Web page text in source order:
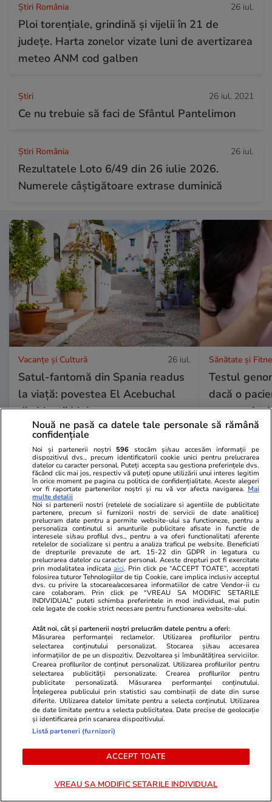
Știri România 26 iul.
Ploi torențiale, grindină și vijelii în 21 de
județe. Harta zonelor vizate luni de avertizarea
meteo ANM cod galben
Ştiri 26 iul. 2021
Ce nu trebuie să faci de Sfântul Pantelimon
Știri România 26 iul.
Rezultatele Loto 6/49 din 26 iulie 2026.
Numerele câștigătoare extrase duminică
Vacanțe și Cultură 26 iul.
Satul-fantomă din Spania readus
la viață: povestea El Acebuchal
din Munții Malaga
Sănătate și
Testul
dacă o
are nevoie
Horoscop 25 iul.
Horoscop 26 iulie 2026. Racii
încep o perioadă mai dificilă în
relația cu superiorii, poate și pe
fondul unui volum mai mare de
muncă
Cum să călătoreşti doar cu
bagajul de mână. Ghid pentru
eficientizarea spaţiului
Cum păstrăm brânza fără să
Nouă ne pasă ca datele tale personale să rămână
confidențiale
Noi și partenerii noștri 596 stocăm și/sau accesăm informații pe
dispozitivul dvs., precum identificatorii cookie unici pentru prelucrarea
datelor cu caracter personal. Puteți accepta sau gestiona preferințele dvs.
făcând clic mai jos, respectiv vă puteți opune utilizării unui interes legitim
în orice moment pe pagina cu politica de confidențialitate. Aceste alegeri
vor fi raportate partenerilor noștri și nu vă vor afecta navigarea. Mai
multe detalii
Noi si partenerii nostri (retelele de socializare si agentiile de publicitate
partenere, precum si furnizorii nostri de servicii de date analitice)
prelucram date pentru a permite website-ului sa functioneze, pentru a
personaliza continutul si anunturile publicitare afisate in functie de
interesele si/sau profilul dvs., pentru a va oferi functionalitati aferente
retelelor de socializare si pentru a analiza traficul pe website. Beneficiati
de drepturile prevazute de art. 15-22 din GDPR in legatura cu
prelucrarea datelor cu caracter personal. Aceste drepturi pot fi exercitate
prin modalitatea indicataaici. Prin click pe “ACCEPT TOATE”, acceptati
folosirea tuturor Tehnologiilor de tip Cookie, care implica inclusiv acceptul
dvs. cu privire la stocarea/accesarea informatiilor de catre Vendor-ii cu
care colaboram. Prin click pe “VREAU SA MODIFIC SETARILE
INDIVIDUAL” puteti schimba preferintele in mod individual, mai putin
cele legate de cookie strict necesare pentru functionarea website-ului.
Atât noi, cât și partenerii noștri prelucrăm datele pentru a oferi:
Măsurarea performanței reclamelor. Utilizarea profilurilor pentru
selectarea conținutului personalizat. Stocarea și/sau accesarea
informațiilor de pe un dispozitiv. Dezvoltarea și îmbunătățirea serviciilor.
Crearea profilurilor de conținut personalizat. Utilizarea profilurilor pentru
selectarea publicității personalizate. Crearea profilurilor pentru
publicitate personalizată. Măsurarea performanței conținutului.
Înțelegerea publicului prin statistici sau combinații de date din surse
diferite. Utilizarea datelor limitate pentru a selecta conținutul. Utilizarea
de date limitate pentru a selecta publicitatea. Date precise de geolocație
și identificarea prin scanarea dispozitivului.
Listă parteneri (furnizori)
ACCEPT TOATE
VREAU SA MODIFIC SETARILE INDIVIDUAL